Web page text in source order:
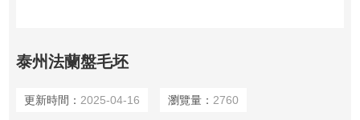
泰州法蘭盤毛坯
更新時間： 2025-04-16 瀏覽量： 2760